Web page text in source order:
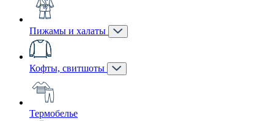
Пижамы и халаты
Кофты, свитшоты
Термобелье